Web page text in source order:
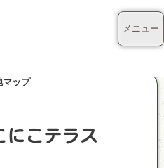
マップ
にこテラス
メニュー